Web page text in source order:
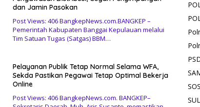
dan Jamin Pasokan
Post Views: 406 BangkepNews.com.BANGKEP –
Pemerintah Kabupaten Banggai Kepulauan melalui
Tim Satuan Tugas (Satgas) BBM…
Pelayanan Publik Tetap Normal Selama WFA,
Sekda Pastikan Pegawai Tetap Optimal Bekerja
Online
Post Views: 406 BangkepNews.com. BANGKEP–